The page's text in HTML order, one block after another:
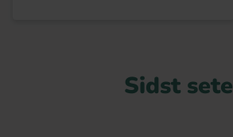
Sidst sete